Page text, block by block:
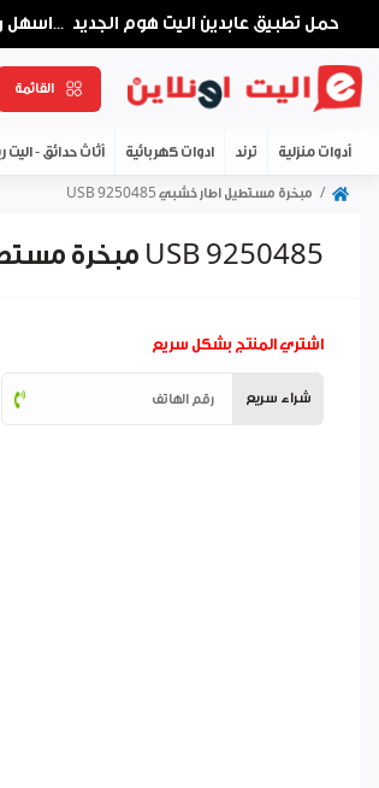
حمل تطبيق عابدين اليت هوم الجديد ...اسهل
القائمة
أدوات منزلية ترند ادوات كهربائية أثاث حدائق - اليت
مبخرة مستطيل اطار خشبي USB 9250485
مبخرة مستطيل اطار خشبي USB 9250485
اشتري المنتج بشكل سريع
شراء سريع